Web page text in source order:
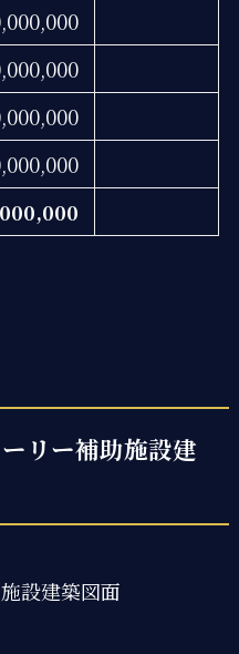
リー補助施設建
設建築図面